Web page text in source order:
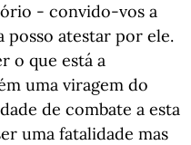
- convido-vos a
posso atestar por ele.
o que está a
uma viragem do
de combate a esta
uma fatalidade mas